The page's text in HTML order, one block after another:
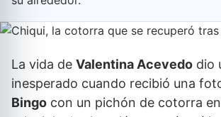
La vida de Valentina Acevedo dio
inesperado cuando recibió una
Bingo con un pichón de cotorra